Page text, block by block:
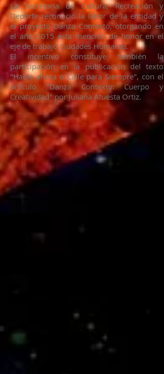
La Secretaría de Cultura, Recreación y
Deporte reconoció la labor de la entidad y
el proyecto Danza Contexto, otorgando en
el año 2015 esta mención de honor en el
eje de trabajo Ciudades Humanas.
El incentivo constituye también la
participación en la publicación del texto
"Hable ahora o Calle para Siempre", con el
artículo "Danza Contexto: Cuerpo y
Creatividad" por Juliana Atuesta Ortiz.